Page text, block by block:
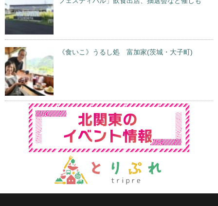
《食いこ》うるし処 富加家(茨城・大子町)